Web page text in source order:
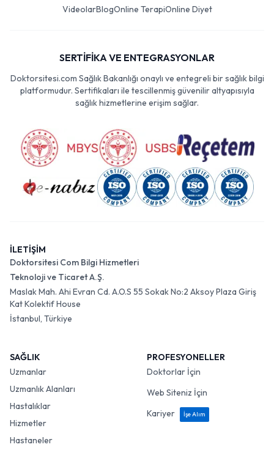
VideolarBlogOnline TerapiOnline Diyet
SERTİFİKA VE ENTEGRASYONLAR
Doktorsitesi.com Sağlık Bakanlığı onaylı ve entegreli bir sağlık bilgi
platformudur. Sertifikaları ile tescillenmiş güvenilir altyapısıyla
sağlık hizmetlerine erişim sağlar.
İLETİŞİM
Doktorsitesi Com Bilgi Hizmetleri
Teknoloji ve Ticaret A.Ş.
Maslak Mah. Ahi Evran Cd. A.O.S 55 Sokak No:2 Aksoy Plaza Giriş
Kat Kolektif House
İstanbul, Türkiye
SAĞLIK
Uzmanlar
Uzmanlık Alanları
Hastalıklar
Hizmetler
Hastaneler
PROFESYONELLER
Doktorlar İçin
Web Siteniz İçin
Kariyer
İşe Alım